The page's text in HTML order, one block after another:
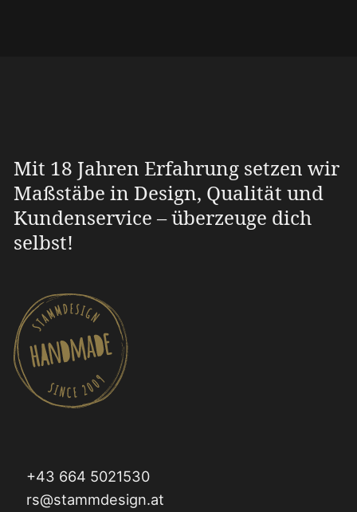
Mit 18 Jahren Erfahrung setzen wir
Maßstäbe in Design, Qualität und
Kundenservice – überzeuge dich
selbst!
+43 664 5021530
rs@stammdesign.at